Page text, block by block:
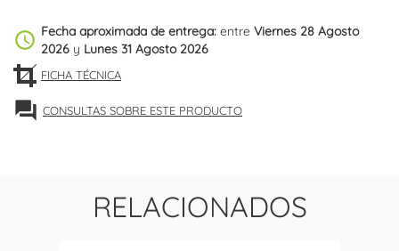
schedule Fecha aproximada de entrega: entre Viernes 28 Agosto
2026 y Lunes 31 Agosto 2026
FICHA TÉCNICA
forum CONSULTAS SOBRE ESTE PRODUCTO
RELACIONADOS